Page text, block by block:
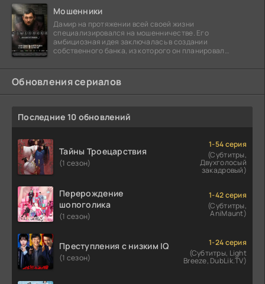
Мошенники
Дамир на протяжении всей своей жизни
специализировался на мошенничестве. Его
амбициозная идея заключалась в создании
собственного банка, из которого он планировал
Обновления сериалов
Последние 10 обновлений
Тайны Троецарствия
(1 сезон)
1-54 серия
(Субтитры,
Двухголосый
закадровый)
Перерождение
шопоголика
(1 сезон)
1-42 серия
(Субтитры,
AniMaunt)
Преступления с низким IQ
(1 сезон)
1-24 серия
(Субтитры, Light
Breeze, DubLik.TV)